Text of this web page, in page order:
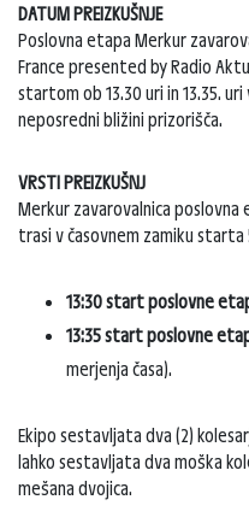
DATUM PREIZKUŠNJE
Poslovna etapa Merkur
France presented by Radio
startom ob 13.30 uri in 13.35.
neposredni bližini prizorišča.
VRSTI PREIZKUŠNJ
Merkur zavarovalnica
trasi v časovnem zamiku starta
13:30 start poslovne
13:35 start poslovne
merjenja časa).
Ekipo sestavljata dva (2)
lahko sestavljata dva moška
mešana dvojica.